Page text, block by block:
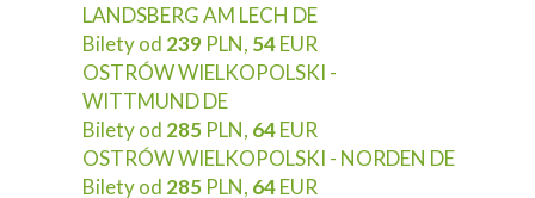
LANDSBERG AM LECH DE
Bilety od 239 PLN, 54EUR
OSTRÓW WIELKOPOLSKI -
WITTMUND DE
Bilety od 285 PLN, 64EUR
OSTRÓW WIELKOPOLSKI - NORDEN DE
Bilety od 285 PLN, 64EUR